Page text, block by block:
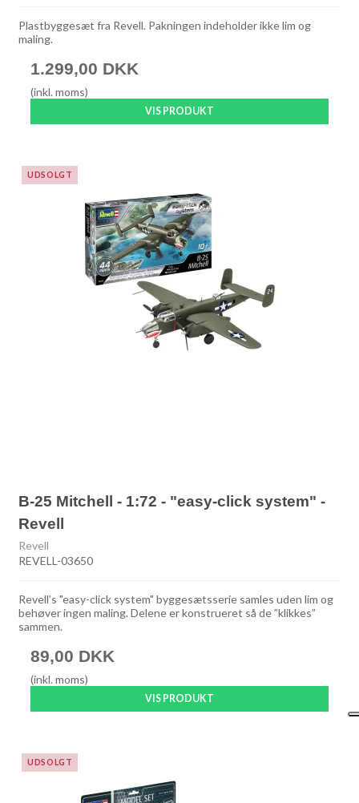
Plastbyggesæt fra Revell. Pakningen indeholder ikke lim og
maling.
1.299,00 DKK
(inkl. moms)
VIS PRODUKT
UDSOLGT
B-25 Mitchell - 1:72 - "easy-click system" -
Revell
Revell
REVELL-03650
Revell’s "easy-click system" byggesætsserie samles uden lim og
behøver ingen maling. Delene er konstrueret så de ”klikkes”
sammen.
89,00 DKK
(inkl. moms)
VIS PRODUKT
UDSOLGT